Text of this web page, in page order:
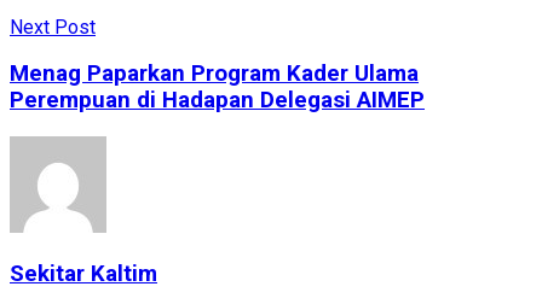
Next Post
Menag Paparkan Program Kader Ulama
Perempuan di Hadapan Delegasi AIMEP
Sekitar Kaltim